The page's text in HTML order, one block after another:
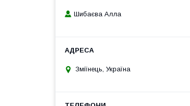
Шибаєва Алла
Зміїнець, Україна